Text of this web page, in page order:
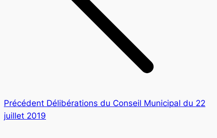
Précédent Article
Délibérations du Conseil Municipal du 22
juillet 2019